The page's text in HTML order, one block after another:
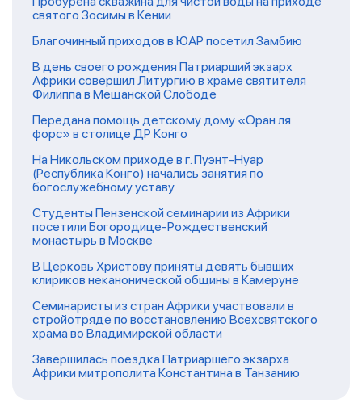
святого Зосимы в Кении
Благочинный приходов в ЮАР посетил Замбию
В день своего рождения Патриарший экзарх
Африки совершил Литургию в храме святителя
Филиппа в Мещанской Слободе
Передана помощь детскому дому «Оран ля
форс» в столице ДР Конго
На Никольском приходе в г. Пуэнт-Нуар
(Республика Конго) начались занятия по
богослужебному уставу
Студенты Пензенской семинарии из Африки
посетили Богородице-Рождественский
монастырь в Москве
В Церковь Христову приняты девять бывших
клириков неканонической общины в Камеруне
Семинаристы из стран Африки участвовали в
стройотряде по восстановлению Всехсвятского
храма во Владимирской области
Завершилась поездка Патриаршего экзарха
Африки митрополита Константина в Танзанию